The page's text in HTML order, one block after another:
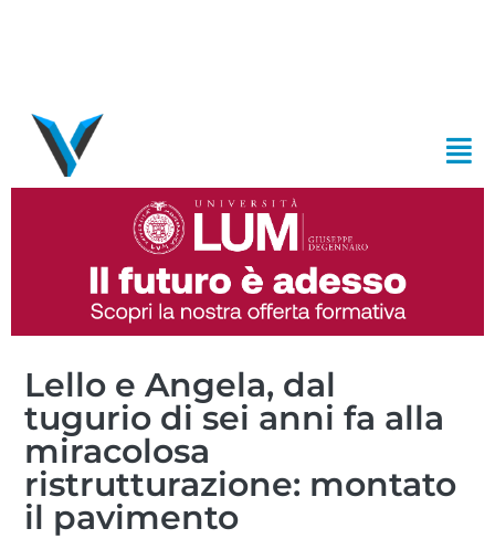
Lello e Angela, dal
tugurio di sei anni fa alla
miracolosa
ristrutturazione: montato
il pavimento